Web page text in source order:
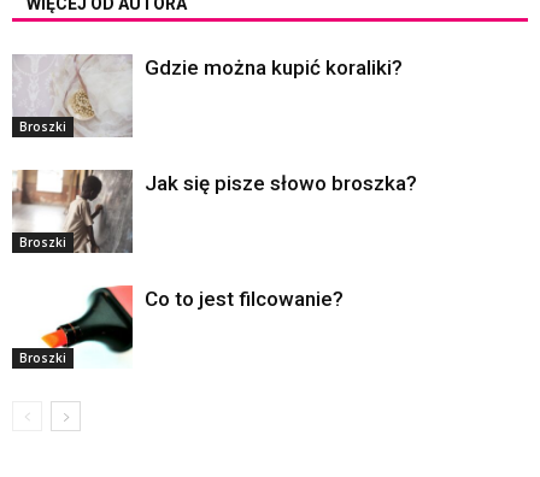
WIĘCEJ OD AUTORA
Broszki
Gdzie można kupić koraliki?
Broszki
Jak się pisze słowo broszka?
Broszki
Co to jest filcowanie?